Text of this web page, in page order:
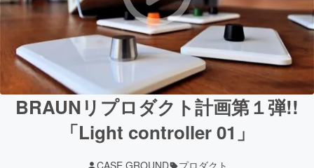
BRAUNリプロダクト計画第１弾!!
「Light controller 01」